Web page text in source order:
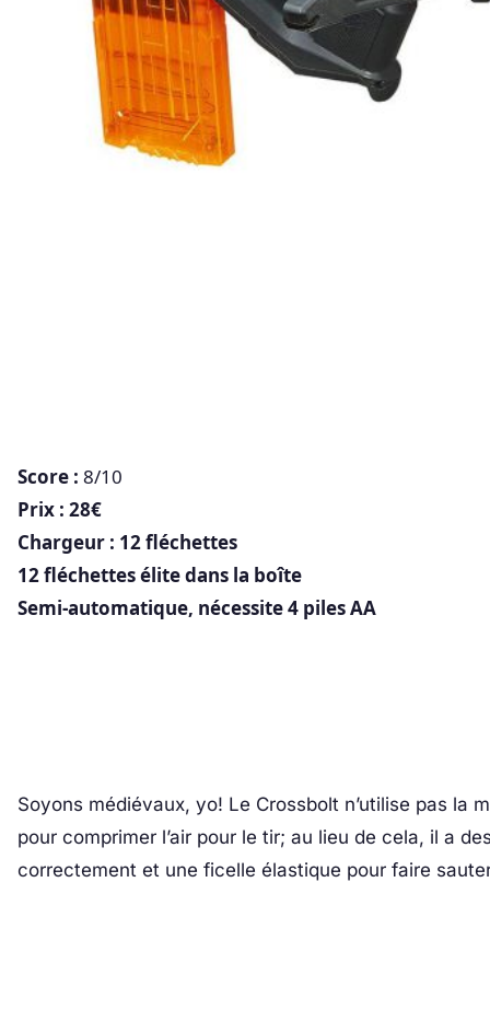
Score : 8/10
Prix : 28€
Chargeur : 12 fléchettes
12 fléchettes élite dans la boîte
Semi-automatique, nécessite 4 piles AA
Soyons médiévaux, yo! Le Crossbolt n’utilise pas la
pour comprimer l’air pour le tir; au lieu de cela, il a
correctement et une ficelle élastique pour faire